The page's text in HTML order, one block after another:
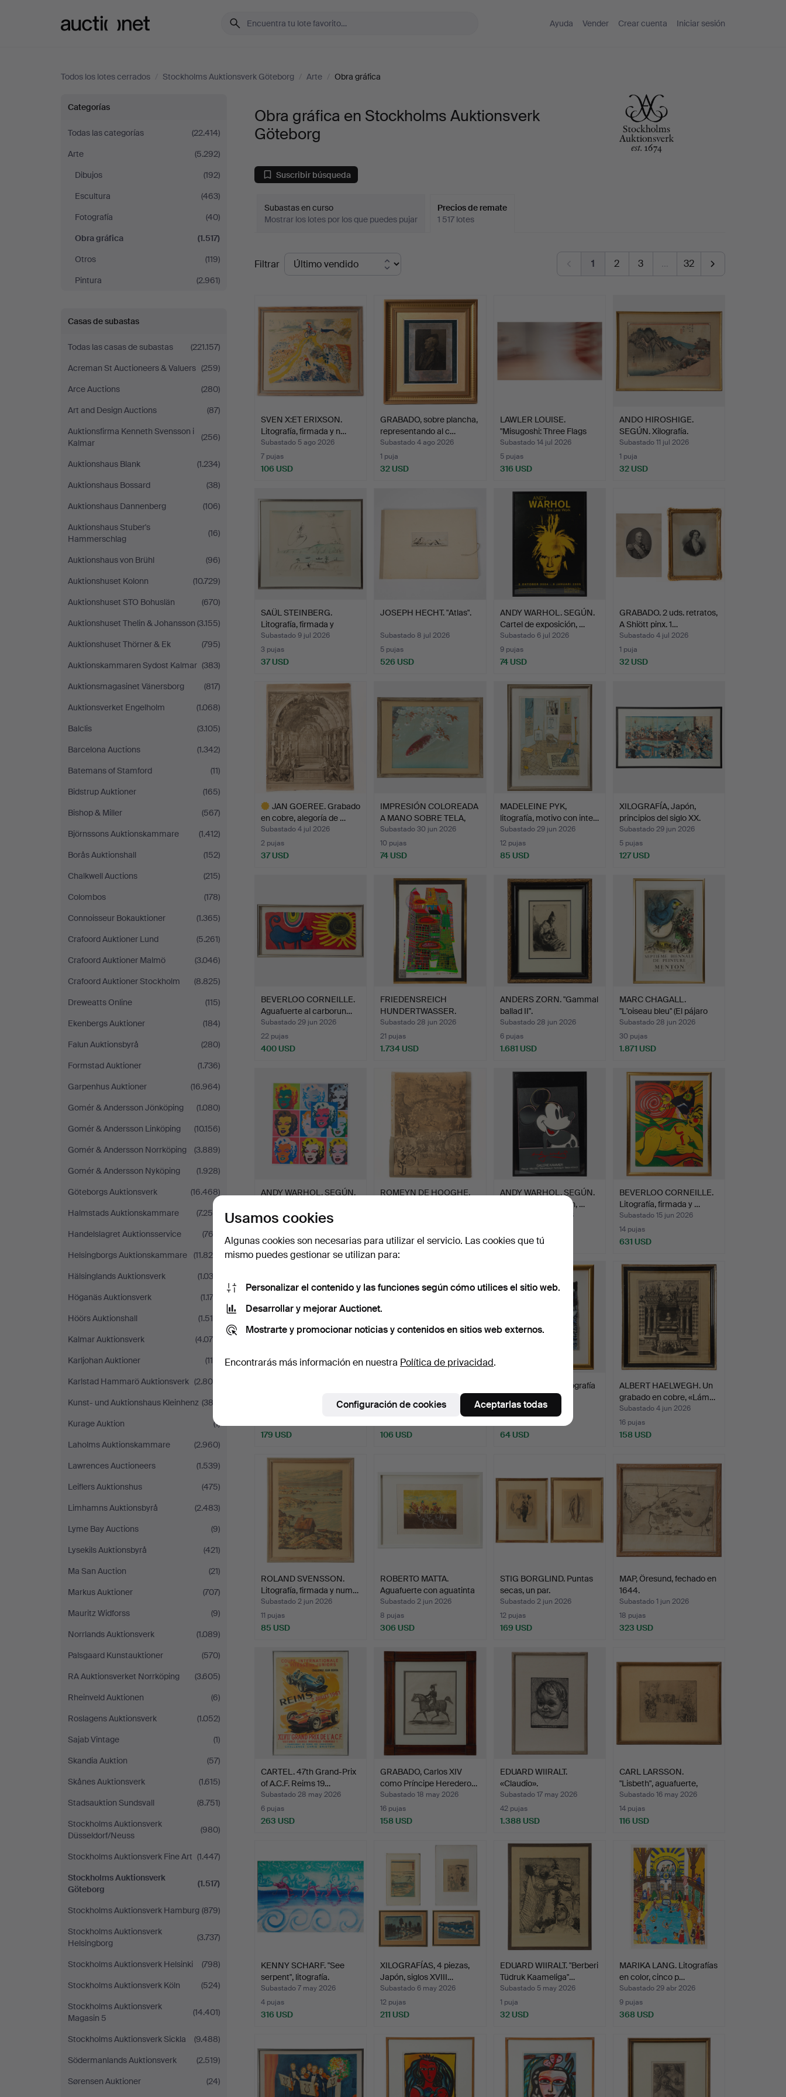
Ayuda Vender Crear cuenta Iniciar sesión
Todos los lotes cerrados / Stockholms Auktionsverk Göteborg / Arte / Obra gráfica
Obra
gráfica
en
Stockholms
Auktionsverk
Göteborg
Categorías
Todas las categorías
(22.414)
Arte
(5.292)
Dibujos
(192)
Escultura
(463)
Fotografía
(40)
Obra gráfica
(1.517)
Otros
(119)
Pintura
(2.961)
Casas de subastas
Todas las casas de subastas
(221.157)
Acreman St Auctioneers & Valuers (259)
Arce Auctions
(280)
Art and Design Auctions
(87)
Auktionsfirma Kenneth Svensson i
Kalmar
(256)
Auktionshaus Blank
(1.234)
Auktionshaus Bossard
(38)
Auktionshaus Dannenberg
(106)
Auktionshaus Stuber's
Hammerschlag
(16)
Auktionshaus von Brühl
(96)
Auktionshuset Kolonn
(10.729)
Auktionshuset STO Bohuslän
(670)
Auktionshuset Thelin & Johansson (3.155)
Auktionshuset Thörner & Ek
(795)
Auktionskammaren Sydost Kalmar (383)
Auktionsmagasinet Vänersborg
(817)
Auktionsverket Engelholm
(1.068)
Balclis
(3.105)
Barcelona Auctions
(1.342)
Batemans of Stamford
(11)
Bidstrup Auktioner
(165)
Bishop & Miller
(567)
Björnssons Auktionskammare
(1.412)
Borås Auktionshall
(152)
Chalkwell Auctions
(215)
Colombos
(178)
Connoisseur Bokauktioner
(1.365)
Crafoord Auktioner Lund
(5.261)
Crafoord Auktioner Malmö
(3.046)
Crafoord Auktioner Stockholm
(8.825)
Dreweatts Online
(115)
Ekenbergs Auktioner
(184)
Falun Auktionsbyrå
(280)
Formstad Auktioner
(1.736)
Garpenhus Auktioner
(16.964)
Gomér & Andersson Jönköping
(1.080)
Gomér & Andersson Linköping
(10.156)
Gomér & Andersson Norrköping
(3.889)
Gomér & Andersson Nyköping
(1.928)
Göteborgs Auktionsverk
(16.468)
Halmstads Auktionskammare
(7.256)
Handelslagret Auktionsservice
(762)
Helsingborgs Auktionskammare
(11.820)
Hälsinglands Auktionsverk
(1.032)
Höganäs Auktionsverk
(1.174)
Höörs Auktionshall
(1.518)
Kalmar Auktionsverk
(4.070)
Karljohan Auktioner
(116)
Karlstad Hammarö Auktionsverk (2.804)
Kunst- und Auktionshaus Kleinhenz (382)
Kurage Auktion
(1)
Laholms Auktionskammare
(2.960)
Lawrences Auctioneers
(1.539)
Leiflers Auktionshus
(475)
Limhamns Auktionsbyrå
(2.483)
Lyme Bay Auctions
(9)
Lysekils Auktionsbyrå
(421)
Ma San Auction
(21)
Markus Auktioner
(707)
Mauritz Widforss
(9)
Norrlands Auktionsverk
(1.089)
Palsgaard Kunstauktioner
(570)
RA Auktionsverket Norrköping
(3.605)
Rheinveld Auktionen
(6)
Roslagens Auktionsverk
(1.052)
Sajab Vintage
(1)
Skandia Auktion
(57)
Skånes Auktionsverk
(1.615)
Stadsauktion Sundsvall
(8.751)
Stockholms Auktionsverk
Düsseldorf/Neuss
(980)
Stockholms Auktionsverk Fine Art (1.447)
Stockholms Auktionsverk
Göteborg
(1.517)
Stockholms Auktionsverk Hamburg (879)
Stockholms Auktionsverk
Helsingborg
(3.737)
Stockholms Auktionsverk Helsinki
(798)
Stockholms Auktionsverk Köln
(524)
Stockholms Auktionsverk
Magasin 5
(14.401)
Stockholms Auktionsverk Sickla
(9.488)
Södermanlands Auktionsverk
(2.519)
Sørensen Auktioner
(24)
Obra gráfica en Stockholms Auktionsverk
Göteborg
Suscribir búsqueda
Subastas en curso
Mostrar los lotes por los que puedes pujar
Precios de remate
1 517 lotes
Precios
de
Filtrar 1 2 3 … 32
SVEN X:ET ERIXSON.
Litografía, firmada y n…
Subastado 5 ago 2026
7 pujas
106 USD
GRABADO, sobre plancha,
representando al c…
Subastado 4 ago 2026
1 puja
32 USD
LAWLER LOUISE.
"Misugoshi: Three Flags
(sw…
Subastado 14 jul 2026
5 pujas
316 USD
ANDO HIROSHIGE.
SEGÚN. Xilografía.
Subastado 11 jul 2026
1 puja
32 USD
SAÜL STEINBERG.
Litografía, firmada y
nume…
Subastado 9 jul 2026
3 pujas
37 USD
JOSEPH HECHT. "Atlas".
Subastado 8 jul 2026
5 pujas
526 USD
ANDY WARHOL. SEGÚN.
Cartel de exposición, …
Subastado 6 jul 2026
9 pujas
74 USD
GRABADO. 2 uds. retratos,
A Shiött pinx. 1…
Subastado 4 jul 2026
1 puja
32 USD
JAN GOEREE. Grabado
en cobre, alegoría de …
Subastado 4 jul 2026
2 pujas
37 USD
IMPRESIÓN COLOREADA
A MANO SOBRE TELA,
Chi…
Subastado 30 jun 2026
10 pujas
74 USD
MADELEINE PYK,
litografía, motivo con inte…
Subastado 29 jun 2026
12 pujas
85 USD
XILOGRAFÍA, Japón,
principios del siglo XX.
Subastado 29 jun 2026
5 pujas
127 USD
BEVERLOO CORNEILLE.
Aguafuerte al carborun…
Subastado 29 jun 2026
22 pujas
400 USD
FRIEDENSREICH
HUNDERTWASSER.
"Good morning…
Subastado 28 jun 2026
21 pujas
1.734 USD
ANDERS ZORN. "Gammal
ballad II".
Subastado 28 jun 2026
6 pujas
1.681 USD
MARC CHAGALL.
"L'oiseau bleu" (El pájaro
a…
Subastado 28 jun 2026
30 pujas
1.871 USD
ANDY WARHOL. SEGÚN.
Subastado 28 jun 2026
2.101 USD
ROMEYN DE HOOGHE.
58 USD
ANDY WARHOL. SEGÚN.
Cartel de exposición, …
Subastado 15 jun 2026
74 USD
BEVERLOO CORNEILLE.
Litografía, firmada y …
Subastado 15 jun 2026
14 pujas
631 USD
179 USD
Aguafuerte al carborundo,
…
Subastado 12 jun 2026
106 USD
SVEN LIDBERG, litografía
en color, firmada…
Subastado 9 jun 2026
64 USD
ALBERT HAELWEGH. Un
grabado en cobre, «Lám…
Subastado 4 jun 2026
16 pujas
158 USD
ROLAND SVENSSON.
Litografía, firmada y num…
Subastado 2 jun 2026
11 pujas
85 USD
ROBERTO MATTA.
Aguafuerte con aguatinta
en…
Subastado 2 jun 2026
8 pujas
306 USD
STIG BORGLIND. Puntas
secas, un par.
Subastado 2 jun 2026
12 pujas
169 USD
MAP, Öresund, fechado en
1644.
Subastado 1 jun 2026
18 pujas
323 USD
CARTEL. 47th Grand-Prix
of A.C.F. Reims 19…
Subastado 28 may 2026
6 pujas
263 USD
GRABADO, Carlos XIV
como Príncipe Heredero…
Subastado 18 may 2026
16 pujas
158 USD
EDUARD WIIRALT.
«Claudio».
Subastado 17 may 2026
42 pujas
1.388 USD
CARL LARSSON.
"Lisbeth", aguafuerte,
firma…
Subastado 16 may 2026
14 pujas
116 USD
KENNY SCHARF. "See
serpent", litografía.
Subastado 7 may 2026
4 pujas
316 USD
XILOGRAFÍAS, 4 piezas,
Japón, siglos XVIII…
Subastado 6 may 2026
12 pujas
211 USD
EDUARD WIIRALT. "Berberi
Tüdruk Kaameliga"…
Subastado 5 may 2026
1 puja
32 USD
MARIKA LANG. Litografías
en color, cinco p…
Subastado 29 abr 2026
9 pujas
368 USD
Usamos cookies
Algunas cookies son necesarias para utilizar el servicio. Las cookies que tú
mismo puedes gestionar se utilizan para:
Personalizar el contenido y las funciones según cómo utilices el sitio web.
Desarrollar y mejorar Auctionet.
Mostrarte y promocionar noticias y contenidos en sitios web externos.
Encontrarás más información en nuestra Política de privacidad.
Configuración de cookies Aceptarlas todas